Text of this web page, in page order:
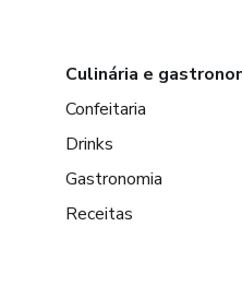
Culinária e
Confeitaria
Drinks
Gastronomia
Receitas